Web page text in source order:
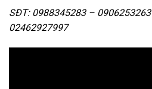
SĐT: 0988345283 –
02462927997